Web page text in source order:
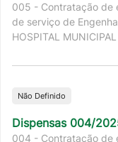
005 - Contratação de
de serviço de
HOSPITAL
Não Definido
Dispensas 004/
004 - Contratação de